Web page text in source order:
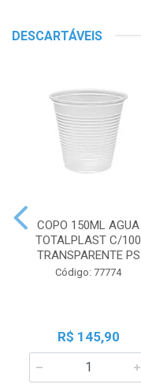
DESCARTÁVEIS
COPO 150ML AGUA
TOTALPLAST C/100
TRANSPARENTE PS
Código: 77774
R$ 145,90